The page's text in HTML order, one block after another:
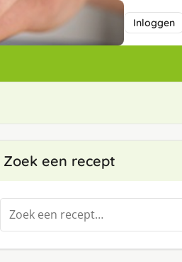
Inloggen
Zoek een recept
Zoeken
naar: